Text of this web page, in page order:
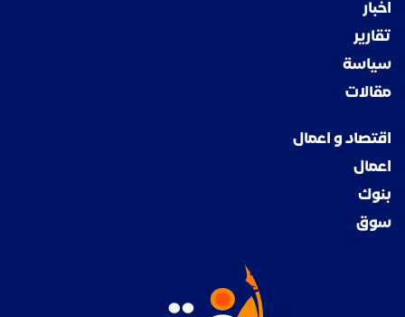
اخبار
تقارير
سياسة
مقالات
اقتصاد و اعمال
اعمال
بنوك
سوق